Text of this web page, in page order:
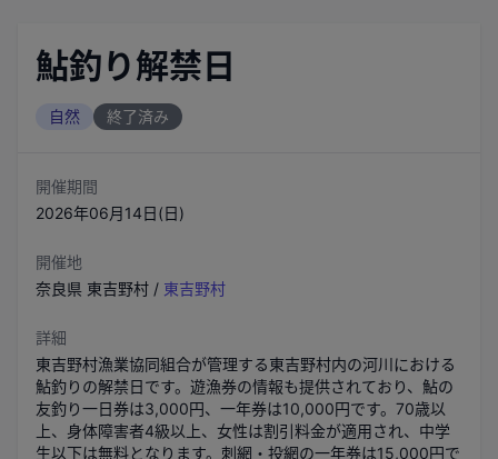
鮎釣り解禁日
自然 終了済み
開催期間
2026年06月14日(日)
開催地
奈良県 東吉野村 / 東吉野村
詳細
東吉野村漁業協同組合が管理する東吉野村内の河川における
鮎釣りの解禁日です。遊漁券の情報も提供されており、鮎の
友釣り一日券は3,000円、一年券は10,000円です。70歳以
上、身体障害者4級以上、女性は割引料金が適用され、中学
生以下は無料となります。刺網・投網の一年券は15,000円で